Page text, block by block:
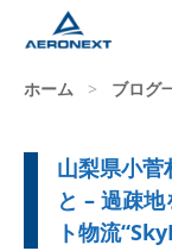
ホーム > ブログ
山梨県小菅
と – 過疎
ト物流